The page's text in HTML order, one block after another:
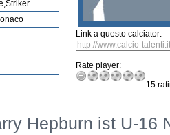
Link a questo calciator:
Rate player:
15
Hepburn ist U-16